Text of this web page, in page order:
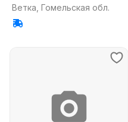
Ветка, Гомельская обл.